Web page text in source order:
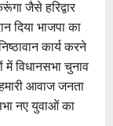
जैसे हरिद्वार
दिया भाजपा का
कार्य करने
में विधानसभा चुनाव
आवाज जनता
नए युवाओं का